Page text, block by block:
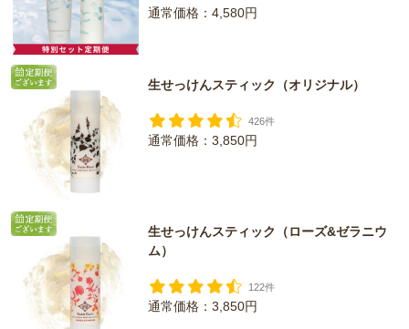
通常価格：4,580円
生せっけんスティック（オリジナル）
426件
通常価格：3,850円
生せっけんスティック（ローズ&ゼラニウ
ム）
122件
通常価格：3,850円